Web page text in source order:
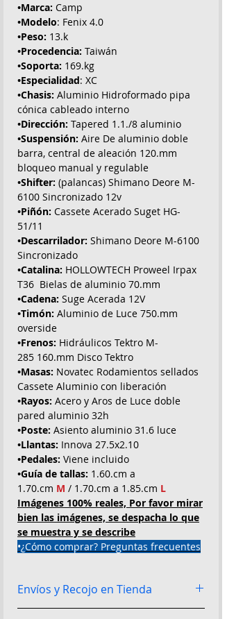
•Marca: Camp
•Modelo: Fenix 4.0
•Peso: 13.k
•Procedencia: Taiwán
•Soporta: 169.kg
•Especialidad: XC
•Chasis: Aluminio Hidroformado pipa
cónica cableado interno
•Dirección: Tapered 1.1./8 aluminio
•Suspensión: Aire De aluminio doble
barra, central de aleación 120.mm
bloqueo manual y regulable
•Shifter: (palancas) Shimano Deore M-
6100 Sincronizado 12v
•Piñón: Cassete Acerado Suget HG-
51/11
•Descarrilador: Shimano Deore M-6100
Sincronizado
•Catalina: HOLLOWTECH Proweel Irpax
T36 Bielas de aluminio 70.mm
•Cadena: Suge Acerada 12V
•Timón: Aluminio de Luce 750.mm
overside
•Frenos: Hidráulicos Tektro M-
285 160.mm Disco Tektro
•Masas: Novatec Rodamientos sellados
Cassete Aluminio con liberación
•Rayos: Acero y Aros de Luce doble
pared aluminio 32h
•Poste: Asiento aluminio 31.6 luce
•Llantas: Innova 27.5x2.10
•Pedales: Viene incluido
•Guía de tallas: 1.60.cm a
1.70.cm M / 1.70.cm a 1.85.cm L
Imágenes 100% reales, Por favor mirar
bien las imágenes, se despacha lo que
se muestra y se describe
•¿Cómo comprar? Preguntas frecuentes
Envíos y Recojo en Tienda